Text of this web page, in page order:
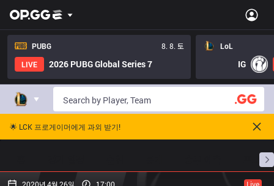
PUBG
8. 8. 토
LIVE
2026 PUBG Global Series 7
LoL
IG
🌟 LCK 프로게이머에게 과외 받기!
프로빌